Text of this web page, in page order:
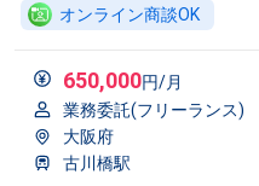
オンライン商談OK
650,000円/月
業務委託(フリーランス)
大阪府
古川橋駅